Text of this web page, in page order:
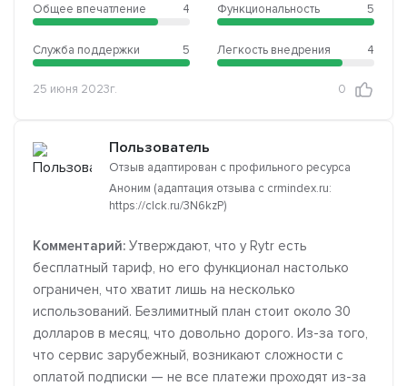
Общее впечатление 4
Служба поддержки 5
Функциональность 5
Легкость внедрения 4
25 июня 2023г. 0
Пользователь
Отзыв адаптирован с профильного ресурса
Аноним (адаптация отзыва с crmindex.ru:
https://clck.ru/3N6kzP)
Комментарий: Утверждают, что у Rytr есть
бесплатный тариф, но его функционал настолько
ограничен, что хватит лишь на несколько
использований. Безлимитный план стоит около 30
долларов в месяц, что довольно дорого. Из-за того,
что сервис зарубежный, возникают сложности с
оплатой подписки — не все платежи проходят из-за